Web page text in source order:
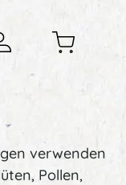
verwenden
Pollen,